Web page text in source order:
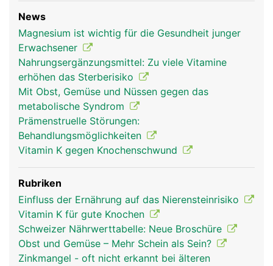
News
Magnesium ist wichtig für die Gesundheit junger
Erwachsener
Nahrungsergänzungsmittel: Zu viele Vitamine
erhöhen das Sterberisiko
Mit Obst, Gemüse und Nüssen gegen das
metabolische Syndrom
Prämenstruelle Störungen:
Behandlungsmöglichkeiten
Vitamin K gegen Knochenschwund
Rubriken
Einfluss der Ernährung auf das Nierensteinrisiko
Vitamin K für gute Knochen
Schweizer Nährwerttabelle: Neue Broschüre
Obst und Gemüse – Mehr Schein als Sein?
Zinkmangel - oft nicht erkannt bei älteren